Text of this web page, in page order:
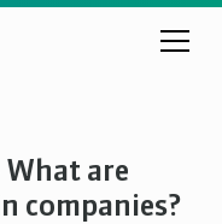
are
companies?